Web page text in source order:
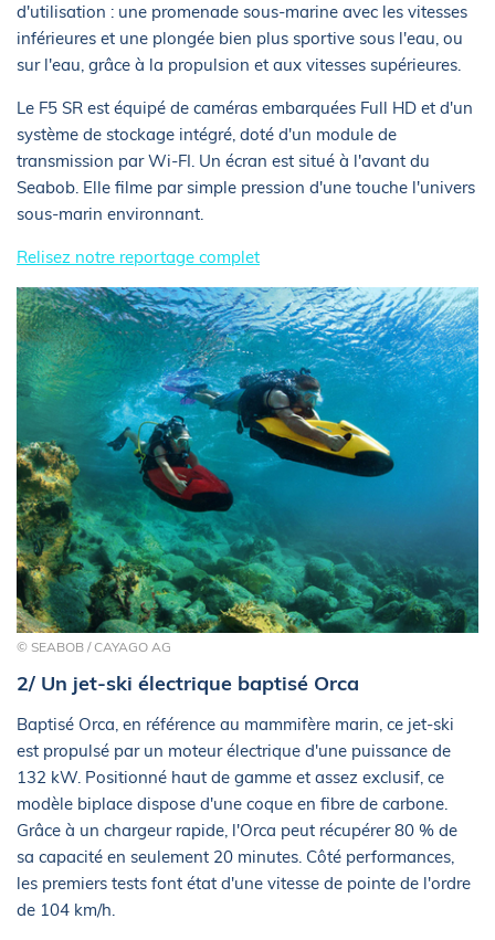
d'utilisation : une promenade sous-marine avec les vitesses
inférieures et une plongée bien plus sportive sous l'eau, ou
sur l'eau, grâce à la propulsion et aux vitesses supérieures.
Le F5 SR est équipé de caméras embarquées Full HD et d'un
système de stockage intégré, doté d'un module de
transmission par Wi-FI. Un écran est situé à l'avant du
Seabob. Elle filme par simple pression d'une touche l'univers
sous-marin environnant.
Relisez notre reportage complet
© SEABOB / CAYAGO AG
2/ Un jet-ski électrique baptisé Orca
Baptisé Orca, en référence au mammifère marin, ce jet-ski
est propulsé par un moteur électrique d'une puissance de
132 kW. Positionné haut de gamme et assez exclusif, ce
modèle biplace dispose d'une coque en fibre de carbone.
Grâce à un chargeur rapide, l'Orca peut récupérer 80 % de
sa capacité en seulement 20 minutes. Côté performances,
les premiers tests font état d'une vitesse de pointe de l'ordre
de 104 km/h.